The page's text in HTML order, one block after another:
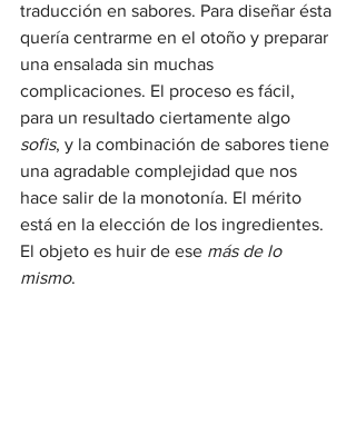
traducción en sabores. Para diseñar ésta
quería centrarme en el otoño y preparar
una ensalada sin muchas
complicaciones. El proceso es fácil,
para un resultado ciertamente algo
sofis, y la combinación de sabores tiene
una agradable complejidad que nos
hace salir de la monotonía. El mérito
está en la elección de los ingredientes.
El objeto es huir de ese más de lo
mismo.